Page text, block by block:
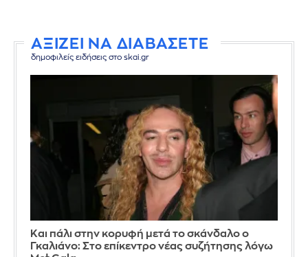
ΑΞΙΖΕΙ ΝΑ ΔΙΑΒΑΣΕΤΕ
δημοφιλείς ειδήσεις στο skai.gr
Και πάλι στην κορυφή μετά το σκάνδαλο ο
Γκαλιάνο: Στο επίκεντρο νέας συζήτησης λόγω